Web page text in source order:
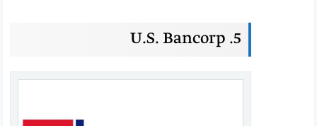
5. U.S. Bancorp